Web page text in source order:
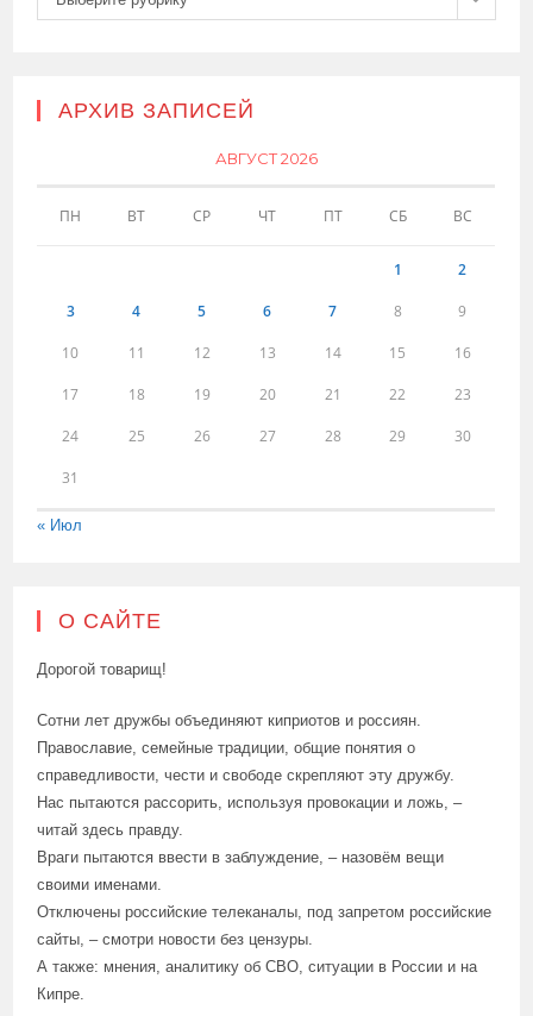
АРХИВ ЗАПИСЕЙ
АВГУСТ 2026
ПН ВТ СР ЧТ ПТ СБ ВС
1 2
3 4 5 6 7 8 9
10 11 12 13 14 15 16
17 18 19 20 21 22 23
24 25 26 27 28 29 30
31
« Июл
О САЙТЕ
Дорогой товарищ!
Сотни лет дружбы объединяют киприотов и россиян.
Православие, семейные традиции, общие понятия о
справедливости, чести и свободе скрепляют эту дружбу.
Нас пытаются рассорить, используя провокации и ложь, –
читай здесь правду.
Враги пытаются ввести в заблуждение, – назовём вещи
своими именами.
Отключены российские телеканалы, под запретом российские
сайты, – смотри новости без цензуры.
А также: мнения, аналитику об СВО, ситуации в России и на
Кипре.